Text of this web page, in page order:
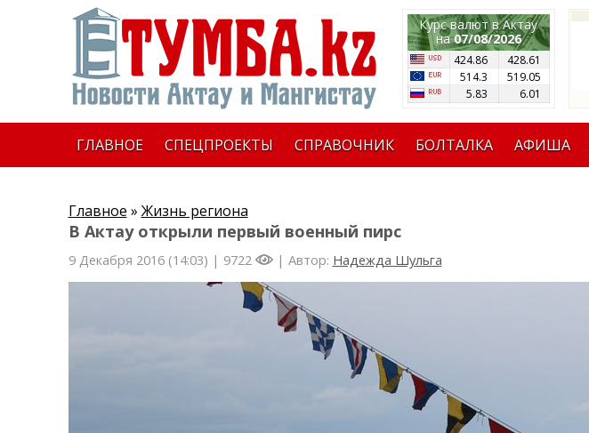
Курс валют в Актау
на07/08/2026
424.86
428.61
514.3
519.05
5.83
6.01
ГЛАВНОЕ СПЕЦПРОЕКТЫ СПРАВОЧНИК БОЛТАЛКА АФИША
Главное » Жизнь региона
В Актау открыли первый военный пирс
9 Декабря 2016 (14:03) | 9722 | Автор: Надежда Шульга